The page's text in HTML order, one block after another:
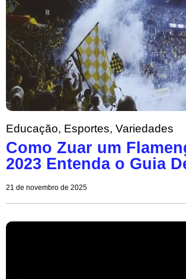
Educação, Esportes, Variedades
Como Zuar um
2023 Entenda o Guia
21 de novembro de 2025